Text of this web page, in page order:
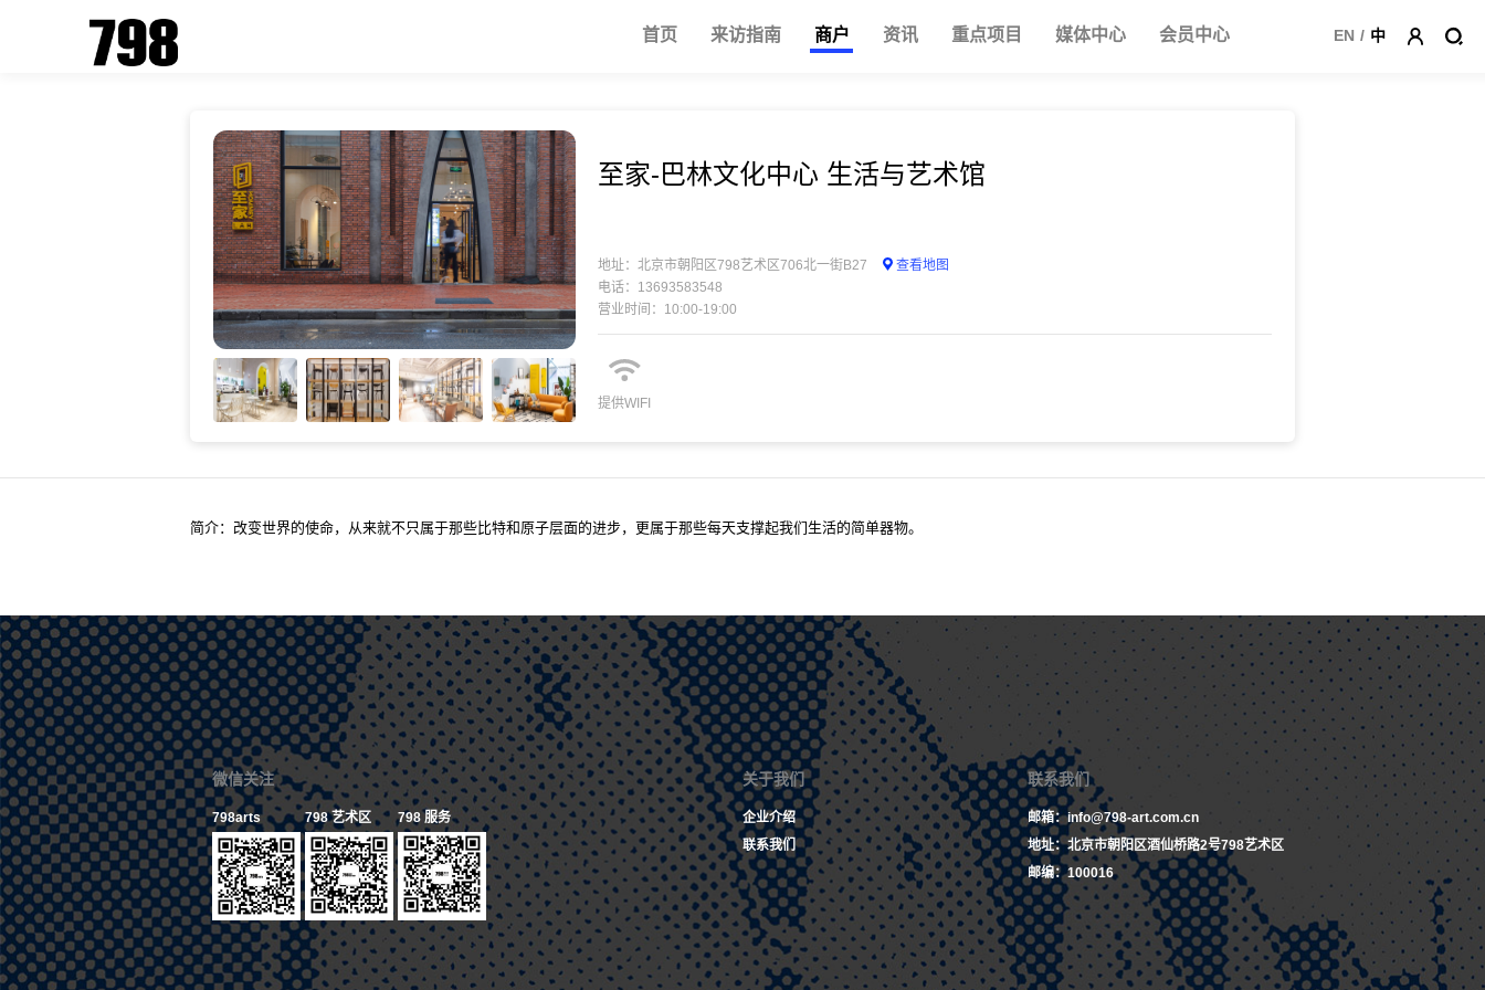
首页 来访指南 商户 资讯 重点项目 媒体中心 会员中心 EN / 中
至家-巴林文化中心 生活与艺术馆
地址：北京市朝阳区798艺术区706北一街B27
查看地图
电话：13693583548
营业时间：10:00-19:00
提供WIFI
简介：改变世界的使命，从来就不只属于那些比特和原子层面的进步，更属于那些每天支撑起我们生活的简单器物。
微信关注
798arts 798 艺术区 798 服务
关于我们
企业介绍
联系我们
联系我们
邮箱：info@798-art.com.cn
地址：北京市朝阳区酒仙桥路2号798艺术区
邮编：100016